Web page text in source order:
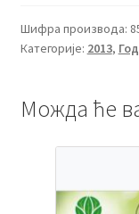
количина
Шифра производа:
Категорије: 2013,
Можда ће